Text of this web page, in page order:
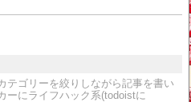
テゴリーを絞りしながら記事を書い
ーにライフハック系(todoistに